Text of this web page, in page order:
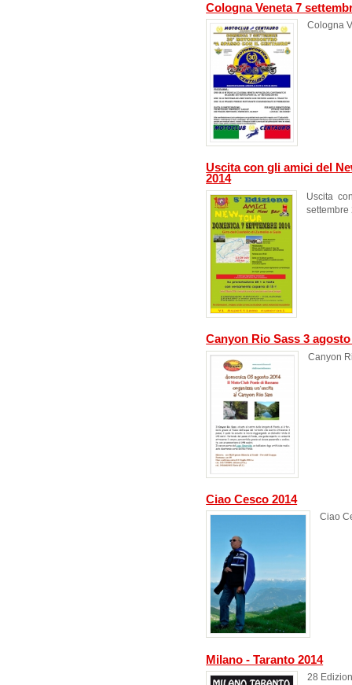
Cologna Veneta 7
Cologna
Uscita con gli amici del
2014
Uscita
settembre
Canyon Rio Sass 3 agosto
Canyon
Ciao Cesco 2014
Ciao
Milano - Taranto 2014
28